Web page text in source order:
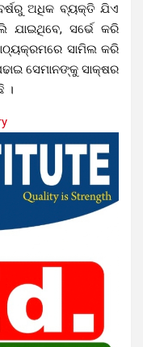
ବର୍ଷରୁ ଅଧିକ ବ୍ୟକ୍ତି ଯିଏ
ଯାଇଥିବେ, ସର୍ଭେ କରି
ସାମିଲ କରି
ସେମାନଙ୍କୁ ସାକ୍ଷର
।